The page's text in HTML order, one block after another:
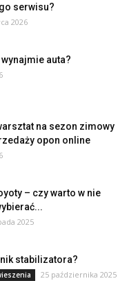
serwisu?
2026
auta?
na sezon zimowy
opon online
– czy warto w nie
2025
stabilizatora?
25 października 2025